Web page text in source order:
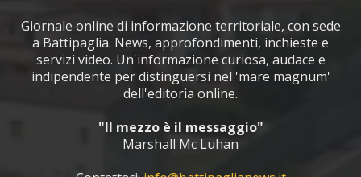
Giornale online di informazione territoriale, con sede
a Battipaglia. News, approfondimenti, inchieste e
servizi video. Un'informazione curiosa, audace e
indipendente per distinguersi nel 'mare magnum'
dell'editoria online.
"Il mezzo è il messaggio"
Marshall Mc Luhan